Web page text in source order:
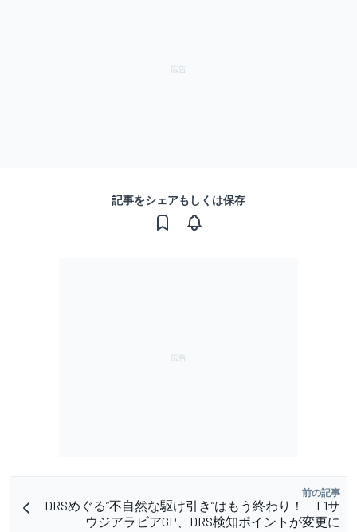
記事をシェアもしくは保存
前の記事
DRSめぐる”不自然な駆け引き”はもう終わり！ F1サ
ウジアラビアGP、DRS検知ポイントが変更に